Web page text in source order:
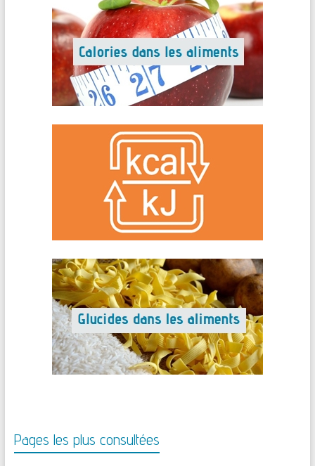
Pages les plus consultées